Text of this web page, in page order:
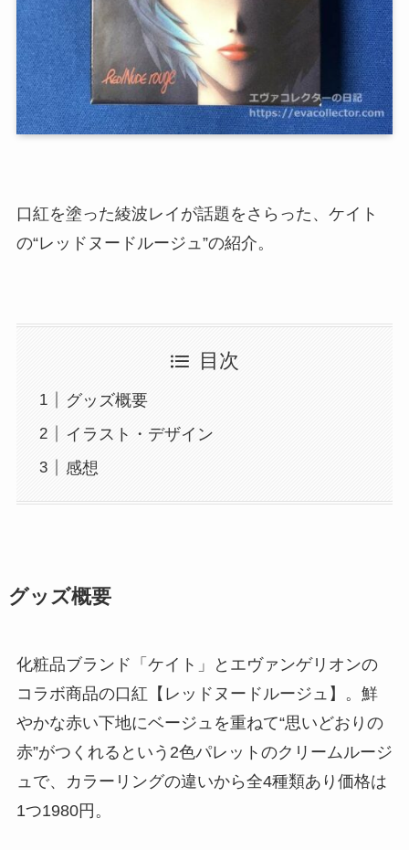
口紅を塗った綾波レイが話題をさらった、ケイト
の“レッドヌードルージュ”の紹介。
目次
グッズ概要
イラスト・デザイン
感想
グッズ概要
化粧品ブランド「ケイト」とエヴァンゲリオンの
コラボ商品の口紅【レッドヌードルージュ】。鮮
やかな赤い下地にベージュを重ねて“思いどおりの
赤”がつくれるという2色パレットのクリームルージ
ュで、カラーリングの違いから全4種類あり価格は
1つ1980円。